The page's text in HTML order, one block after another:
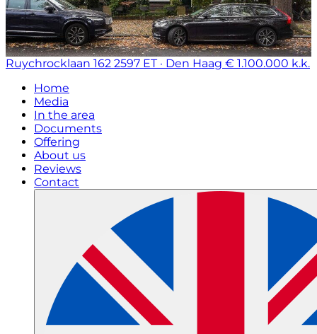
Ruychrocklaan 162 2597 ET · Den Haag € 1.100.000 k.k.
Home
Media
In the area
Documents
Offering
About us
Reviews
Contact